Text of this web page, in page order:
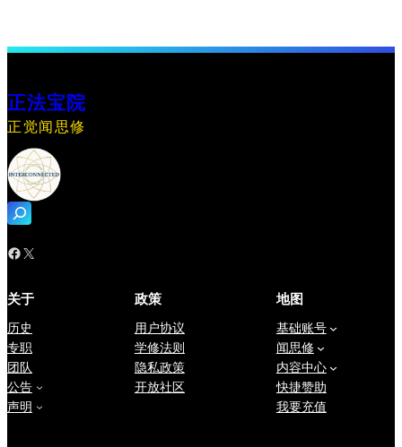
正法宝院
正觉闻思修
搜
索
Facebook X
关于
历史
专职
团队
公告
声明
政策
用户协议
学修法则
隐私政策
开放社区
地图
基础账号
闻思修
内容中心
快捷赞助
我要充值